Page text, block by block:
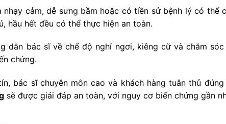
cảm, dễ sưng bầm hoặc có tiền sử bệnh lý có thể
hầu hết đều có thể thực hiện an toàn.
dẫn bác sĩ về chế độ nghỉ ngơi, kiêng cữ và chăm
chứng.
bác sĩ chuyên môn cao và khách hàng tuân thủ
sẽ được giải đáp an toàn, với nguy cơ biến chứng gần